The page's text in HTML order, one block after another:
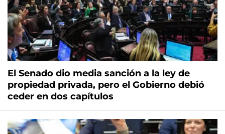
El Senado dio media sanción a la ley de
propiedad privada, pero el Gobierno debió
ceder en dos capítulos